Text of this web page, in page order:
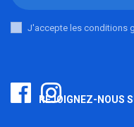
J'accepte les conditions
REJOIGNEZ-NOUS